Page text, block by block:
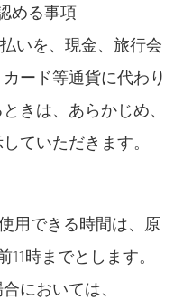
める事項
いを、現金、旅行会
ード等通貨に代わり
きは、あらかじめ、
ていただきます。
用できる時間は、原
時までとします。
においては、